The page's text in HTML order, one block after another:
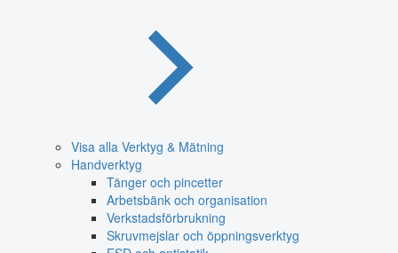
Visa alla Verktyg & Mätning
Handverktyg
Tänger och pincetter
Arbetsbänk och organisation
Verkstadsförbrukning
Skruvmejslar och öppningsverktyg